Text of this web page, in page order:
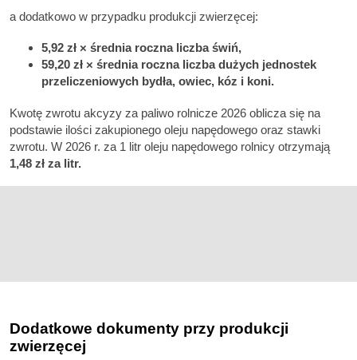
a dodatkowo w przypadku produkcji zwierzęcej:
5,92 zł × średnia roczna liczba świń,
59,20 zł × średnia roczna liczba dużych jednostek
przeliczeniowych bydła, owiec, kóz i koni.
Kwotę zwrotu akcyzy za paliwo rolnicze 2026 oblicza się na
podstawie ilości zakupionego oleju napędowego oraz stawki
zwrotu. W 2026 r. za 1 litr oleju napędowego rolnicy otrzymają
1,48 zł za litr.
Dodatkowe dokumenty przy produkcji
zwierzęcej